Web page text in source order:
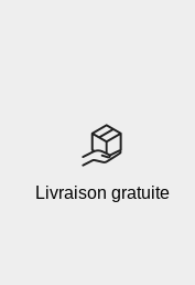
Livraison gratuite